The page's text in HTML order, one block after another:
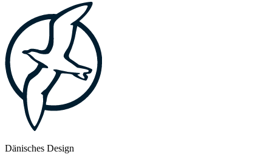
Dänisches Design